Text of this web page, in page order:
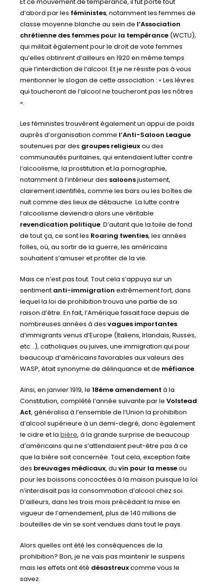
d’abord par les féministes, notamment les femmes de
classe moyenne blanche au sein de l’Association
chrétienne des femmes pour la tempérance (WCTU),
qui militait également pour le droit de vote femmes
qu’elles obtinrent d’ailleurs en 1920 en même temps
que l’interdiction de l’alcool. Et je ne résiste pas à vous
mentionner le slogan de cette association : « Les lèvres
qui toucheront de l’alcool ne toucheront pas les nôtres
».
Les féministes trouvèrent également un appui de poids
auprès d’organisation comme l’Anti-Saloon League
soutenues par des groupes religieuxou des
communautés puritaines, qui entendaient lutter contre
l’alcoolisme, la prostitution et la pornographie,
notamment à l’intérieur des saloonsjustement,
clairement identifiés, comme les bars ou les boìtes de
nuit comme des lieux de débauche. La lutte contre
l’alcoolisme deviendra alors une véritable
revendication politique. D’autant que la toile de fond
de tout ça, ce sont les Roaring twenties, les années
folles, où, au sortir de la guerre, les américains
souhaitent s’amuser et profiter de la vie.
Mais ce n’est pas tout. Tout cela s’appuya sur un
sentiment anti-immigration extrêmement fort, dans
lequel la loi de prohibition trouva une partie de sa
raison d’être. En fait, l’Amérique faisait face depuis de
nombreuses années à desvagues importantes
d’immigrants venus d’Europe (Italiens, Irlandais, Russes,
etc…), catholiques ou juives, une immigration qui pour
beaucoup d’américains favorables aux valeurs des
WASP, était synonyme de délinquance et de méfiance.
Ainsi, en janvier 1919, le18ème amendement à la
Constitution, complété l’année suivante par leVolstead
Act, généralisa à l’ensemble de l’Union la prohibition
d’alcool supérieure à un demi-degré, donc également
le cidre et labière, à la grande surprise de beaucoup
d’américains qui ne s’attendaient peut-être pas à ce
que la bière soit concernée. Tout cela, exception faite
des breuvages médicaux, duvin pour la messeou
pour les boissons concoctées à la maison puisque la loi
n’interdisait pas la consommation d’alcool chez soi.
D’ailleurs, dans les trois mois précédant la mise en
vigueur de l’amendement, plus de 140 millions de
bouteilles de vin se sont vendues dans tout le pays.
Alors quelles ont été les conséquences de la
prohibition? Bon, je ne vais pas maintenir le suspens
mais les effets ont été désastreuxcomme vous le
savez.